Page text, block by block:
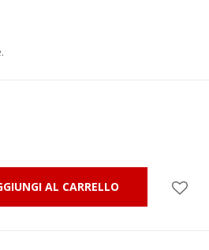
AL CARRELLO